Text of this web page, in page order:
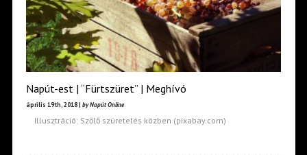
Napút-est | “Fürtszüret” | Meghívó
április 19th, 2018 | by Napút Online
Illusztráció: Szőlő szüretelés közben (pixabay.com)